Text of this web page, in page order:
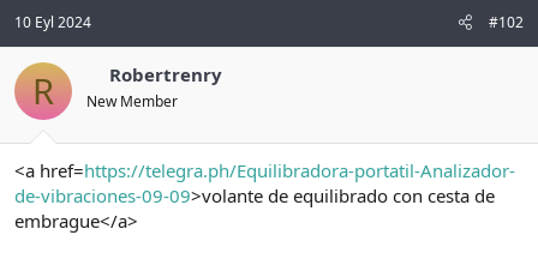
10 Eyl 2024 #102
R Robertrenry
New Member
<a href=https://telegra.ph/Equilibradora-portatil-Analizador-
de-vibraciones-09-09>volante de equilibrado con cesta de
embrague</a>